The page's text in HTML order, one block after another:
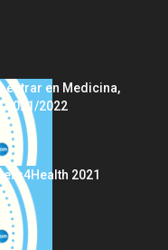
entrar en Medicina,
2021/2022
2021